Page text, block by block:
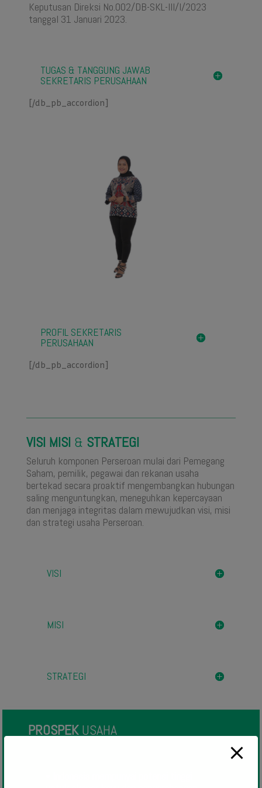
Keputusan Direksi No.002/DB-SKL-III/I/2023
tanggal 31 Januari 2023.
TUGAS & TANGGUNG JAWAB
SEKRETARIS PERUSAHAAN
[/db_pb_accordion]
PROFIL SEKRETARIS
PERUSAHAAN
[/db_pb_accordion]
VISI MISI & STRATEGI
Seluruh komponen Perseroan mulai dari Pemegang
Saham, pemilik, pegawai dan rekanan usaha
bertekad secara proaktif mengembangkan hubungan
saling menguntungkan, meneguhkan kepercayaan
dan menjaga integritas dalam mewujudkan visi, misi
dan strategi usaha Perseroan.
VISI
MISI
STRATEGI
PROSPEKUSAHA